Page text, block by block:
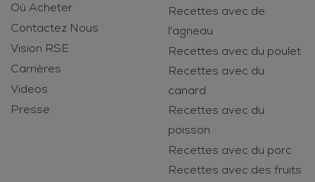
Où Acheter
Contactez Nous
Vision RSE
Carrières
Videos
Presse
Recettes avec de
l'agneau
Recettes avec du poulet
Recettes avec du
canard
Recettes avec du
poisson
Recettes avec du porc
Recettes avec des fruits